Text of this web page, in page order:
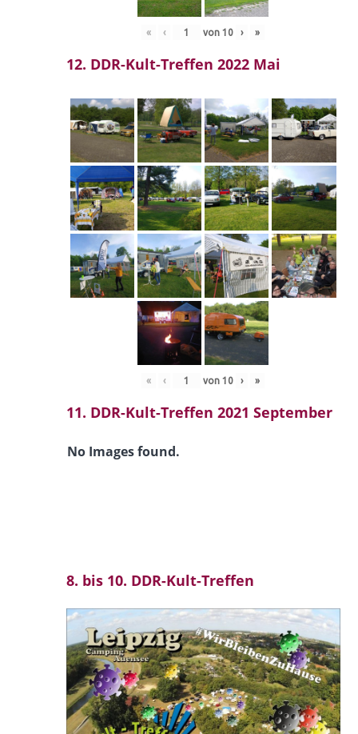
« ‹ von 10 › »
12. DDR-Kult-Treffen 2022 Mai
« ‹ von 10 › »
11. DDR-Kult-Treffen 2021 September
No Images found.
8. bis 10. DDR-Kult-Treffen